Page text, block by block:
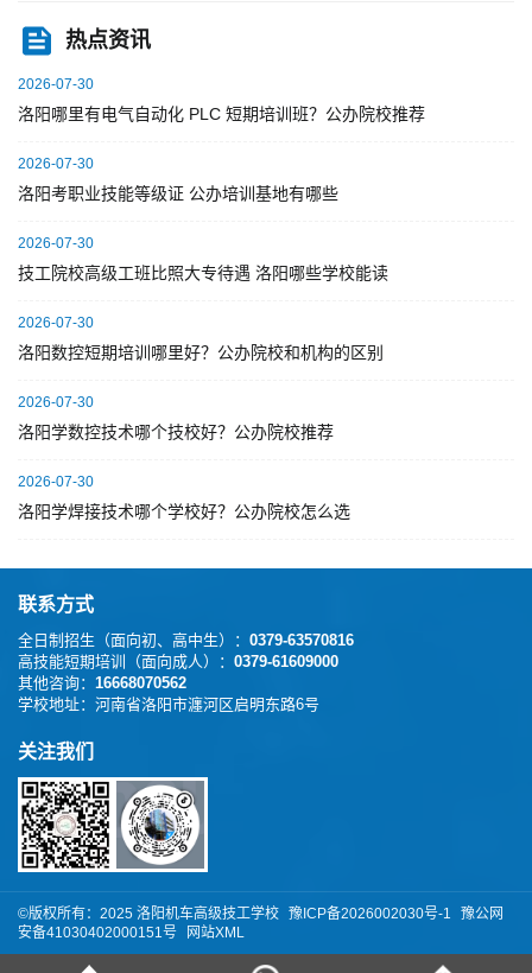
热点资讯
2026-07-30
洛阳哪里有电气自动化 PLC 短期培训班？公办院校推荐
2026-07-30
洛阳考职业技能等级证 公办培训基地有哪些
2026-07-30
技工院校高级工班比照大专待遇 洛阳哪些学校能读
2026-07-30
洛阳数控短期培训哪里好？公办院校和机构的区别
2026-07-30
洛阳学数控技术哪个技校好？公办院校推荐
2026-07-30
洛阳学焊接技术哪个学校好？公办院校怎么选
联系方式
全日制招生（面向初、高中生）： 0379-63570816
高技能短期培训（面向成人）： 0379-61609000
其他咨询： 16668070562
学校地址： 河南省洛阳市瀍河区启明东路6号
关注我们
©版权所有：️2025 洛阳机车高级技工学校 豫ICP备2026002030号-1
豫公网
安备41030402000151号
网站XML